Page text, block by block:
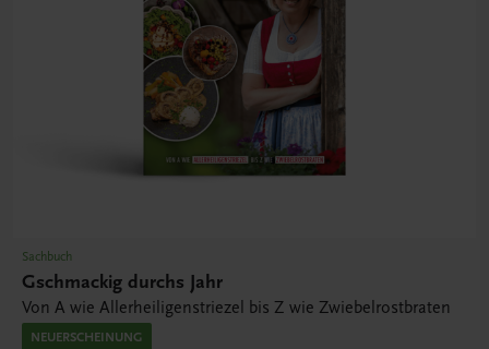
Sachbuch
Gschmackig durchs Jahr
Von A wie Allerheiligenstriezel bis Z wie Zwiebelrostbraten
NEUERSCHEINUNG